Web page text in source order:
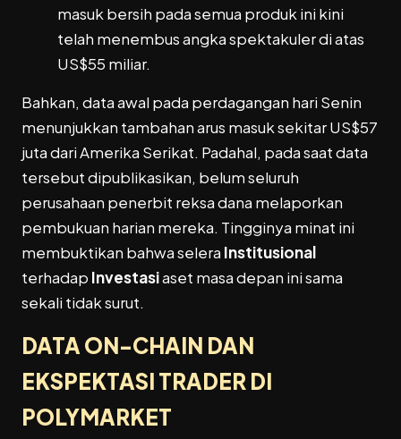
masuk bersih pada semua produk ini kini
telah menembus angka spektakuler di atas
US$55 miliar.
Bahkan, data awal pada perdagangan hari Senin
menunjukkan tambahan arus masuk sekitar US$57
juta dari Amerika Serikat. Padahal, pada saat data
tersebut dipublikasikan, belum seluruh
perusahaan penerbit reksa dana melaporkan
pembukuan harian mereka. Tingginya minat ini
membuktikan bahwa selera Institusional
terhadap Investasiaset masa depan ini sama
sekali tidak surut.
DATA ON-CHAIN DAN
EKSPEKTASI TRADER DI
POLYMARKET